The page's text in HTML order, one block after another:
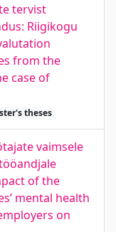
tervist
Riigikogu
from the
case of
theses
vaimsele
of the
mental health
on